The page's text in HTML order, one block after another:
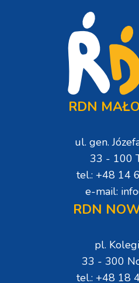
RDN
ul. gen.
33 - 100
tel.: +48 14
e-mail:
RDN
pl.
33 - 300
tel.: +48 18